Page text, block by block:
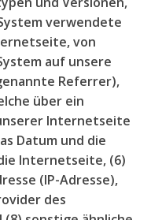
verwendete
von
auf unsere
Referrer),
über ein
Internetseite
Datum und die
Internetseite, (6)
(IP-Adresse),
des